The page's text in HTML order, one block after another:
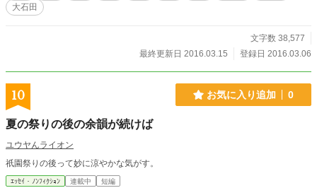
大石田
文字数 38,577
最終更新日 2016.03.15
登録日 2016.03.06
10 お気に入り追加 0
夏の祭りの後の余韻が続けば
ユウヤんライオン
祇園祭りの後って妙に涼やかな気がす。
ｴｯｾｲ・ﾉﾝﾌｨｸｼｮﾝ 連載中 短編